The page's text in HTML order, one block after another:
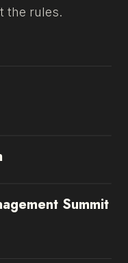
the rules.
Summit